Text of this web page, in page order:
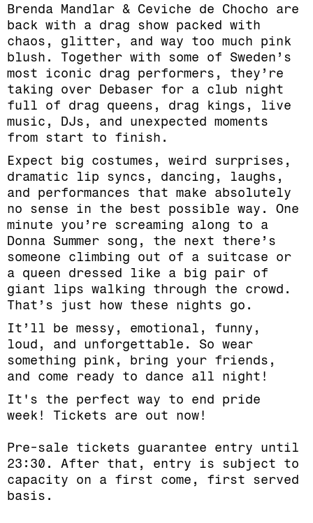
Brenda Mandlar & Ceviche de Chocho are
back with a drag show packed with
chaos, glitter, and way too much pink
blush. Together with some of Sweden’s
most iconic drag performers, they’re
taking over Debaser for a club night
full of drag queens, drag kings, live
music, DJs, and unexpected moments
from start to finish.
Expect big costumes, weird surprises,
dramatic lip syncs, dancing, laughs,
and performances that make absolutely
no sense in the best possible way. One
minute you’re screaming along to a
Donna Summer song, the next there’s
someone climbing out of a suitcase or
a queen dressed like a big pair of
giant lips walking through the crowd.
That’s just how these nights go.
It’ll be messy, emotional, funny,
loud, and unforgettable. So wear
something pink, bring your friends,
and come ready to dance all night!
It's the perfect way to end pride
week! Tickets are out now!
Pre-sale tickets guarantee entry until
23:30. After that, entry is subject to
capacity on a first come, first served
basis.